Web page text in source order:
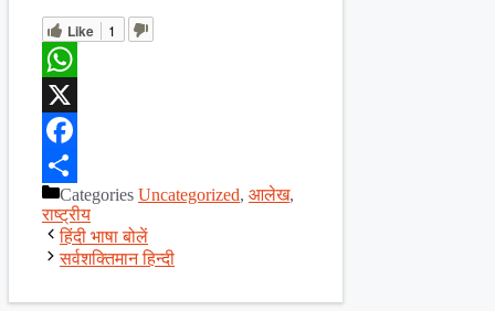
Like 1
WhatsApp
X
Facebook
ShareCategories Uncategorized, आलेख,
राष्ट्रीय
हिंदी भाषा बोलें
सर्वशक्तिमान हिन्दी